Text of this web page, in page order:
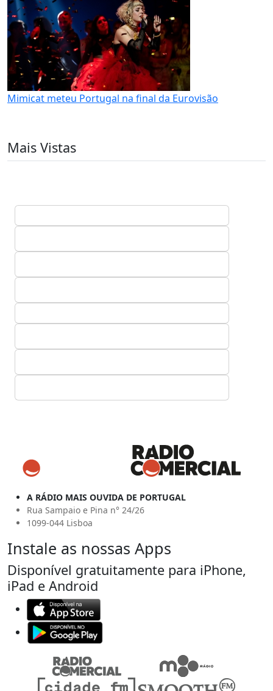
Mimicat meteu Portugal na final da Eurovisão
Mais Vistas
A RÁDIO MAIS OUVIDA DE PORTUGAL
Rua Sampaio e Pina n° 24/26
1099-044 Lisboa
Instale as nossas Apps
Disponível gratuitamente para iPhone,
iPad e Android